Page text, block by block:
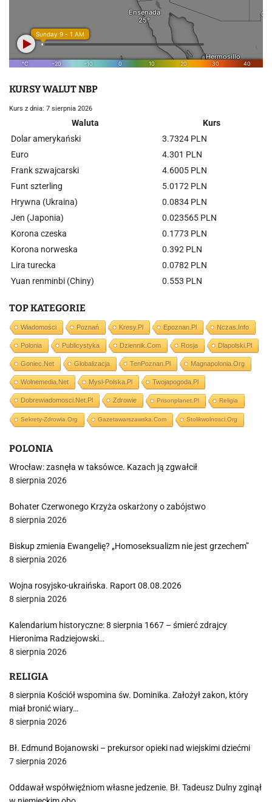
KURSY WALUT NBP
Kurs z dnia: 7 sierpnia 2026
Waluta
Kurs
Dolar amerykański
3.7324 PLN
Euro
4.301 PLN
Frank szwajcarski
4.6005 PLN
Funt szterling
5.0172 PLN
Hrywna (Ukraina)
0.0834 PLN
Jen (Japonia)
0.023565 PLN
Korona czeska
0.1773 PLN
Korona norweska
0.392 PLN
Lira turecka
0.0782 PLN
Yuan renminbi (Chiny)
0.553 PLN
TOP KATEGORIE
Wiadomości Poznań Kresy.pl Epoznan.pl Nczas.info
Polonia Publicystyka Dziennik.com Rosja Dlapolski.pl
Goniec.net Globalizacja TenPoznan.pl Magnapolonia.org
Wolnemedia.net Mysl-Polska.pl Twojapogoda.pl
Dobrewiadomosci.net.pl Zdrowie Prisonplanet.pl Religia
Sekrety-Zdrowia.org Gazetawarszawska.com Stolikwolnosci.org
POLONIA
Wrocław: zasnęła w taksówce. Kazach ją zgwałcił
8 sierpnia 2026
Bohater Czerwonego Krzyża oskarżony o zabójstwo
8 sierpnia 2026
Biskup zmienia Ewangelię? „Homoseksualizm nie jest grzechem”
8 sierpnia 2026
Wojna rosyjsko-ukraińska. Raport 08.08.2026
8 sierpnia 2026
Kalendarium historyczne: 8 sierpnia 1667 – śmierć zdrajcy
Hieronima Radziejowski…
8 sierpnia 2026
RELIGIA
8 sierpnia Kościół wspomina św. Dominika. Założył zakon, który
miał bronić wiary…
8 sierpnia 2026
Bł. Edmund Bojanowski – prekursor opieki nad wiejskimi dziećmi
7 sierpnia 2026
Oddawał współwięźniom własne jedzenie. Bł. Tadeusz Dulny zginął